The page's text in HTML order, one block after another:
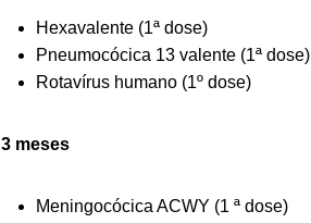
Hexavalente (1ª dose)
Pneumocócica 13 valente (1ª dose)
Rotavírus humano (1º dose)
3 meses
Meningocócica ACWY (1 ª dose)